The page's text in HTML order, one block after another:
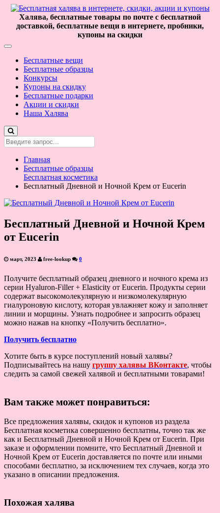
Халява, бесплатные товары по почте с бесплатной
доставкой, бесплатные вещи в интернете, пробники,
купоны на скидки
Бесплатные вещи
Бесплатные образцы
Конкурсы
Купоны на скидку
Бесплатные подарки
Акции и скидки
Наша Халява
Главная
Бесплатные образцы
Бесплатная косметика
Бесплатный Дневной и Ночной Крем от Eucerin
Бесплатный Дневной и Ночной Крем
от Eucerin
март, 2023 free-lookup 0
Получите бесплатный образец дневного и ночного крема из
серии Hyaluron-Filler + Elasticity от Eucerin. Продукты серии
содержат высокомолекулярную и низкомолекулярную
гиалуроновую кислоту, которая увлажняет кожу и заполняет
линии и морщины. Узнать подробнее и запросить образец
можно нажав на кнопку «Получить бесплатно».
Получить бесплатно
Хотите быть в курсе поступлений новый халявы?
Подписывайтесь на нашу группу халявы ВКонтакте, чтобы
следить за самой свежей халявой и бесплатными товарами!
Вам также может понравиться:
Все предложения халявы, скидок и купонов из раздела
Бесплатная косметика совершенно бесплатны, точно так же
как и Бесплатный Дневной и Ночной Крем от Eucerin. При
заказе и оформлении помните, что Бесплатный Дневной и
Ночной Крем от Eucerin доставляется по почте или иными
способами бесплатно, за исключением тех случаев, когда это
указано в описании предложения.
Похожая халява